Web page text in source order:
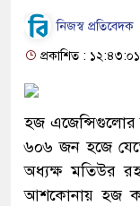
নিজস্ব প্রতিবেদক
প্রকাশিত :
হজ এজেন্সিগুলোর
৬০৬ জন হজে যেতে
অধ্যক্ষ মতিউর
আশকোনায় হজ